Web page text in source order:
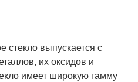
стекло выпускается с
их оксидов и
имеет широкую гамму